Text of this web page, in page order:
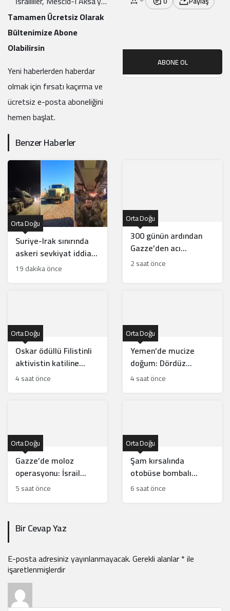
Baskın Düzenledi
Tamamen Ücretsiz Olarak
Bültenimize Abone
Olabilirsin
Yeni haberlerden haberdar
olmak için fırsatı kaçırma ve
ücretsiz e-posta aboneliğini
hemen başlat.
ABONE OL
Benzer Haberler
Suriye-Irak sınırında
askeri sevkiyat iddiası:
Görüntüler gerçek mi?
Orta Doğu
19 dakika önce
300 günün ardından
Gazze’den acı
tanıklıklar: Ateşkes
Orta Doğu
2 saat önce
Oskar ödüllü Filistinli
aktivistin katiline
hafifletilmiş suçlama
Orta Doğu
4 saat önce
Yemen’de mucize
doğum: Dördüz
beklerken beşiz bebek
Orta Doğu
4 saat önce
Gazze’de moloz
operasyonu: İsrail
soykırım kanıtlarını mı
Orta Doğu
5 saat önce
Şam kırsalında
otobüse bombalı
saldırı: 2 ölü, 14 yaralı
Orta Doğu
6 saat önce
Bir Cevap Yaz
E-posta adresiniz yayınlanmayacak.Gerekli alanlar*ile
işaretlenmişlerdir